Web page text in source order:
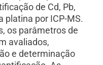
de Cd, Pb,
platina por ICP-MS.
os parâmetros de
avaliados,
e determinação